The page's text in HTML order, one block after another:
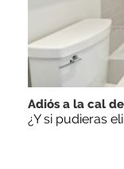
Adiós a la cal
¿Y si pudieras